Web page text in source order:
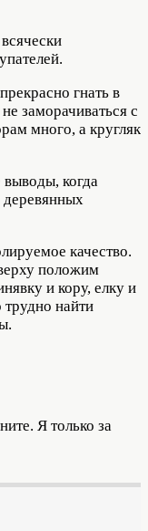
гнать в
заморачиваться с
много, а кругляк
выводы, когда
деревянных
качество.
положим
и кору, елку и
найти
Я только за